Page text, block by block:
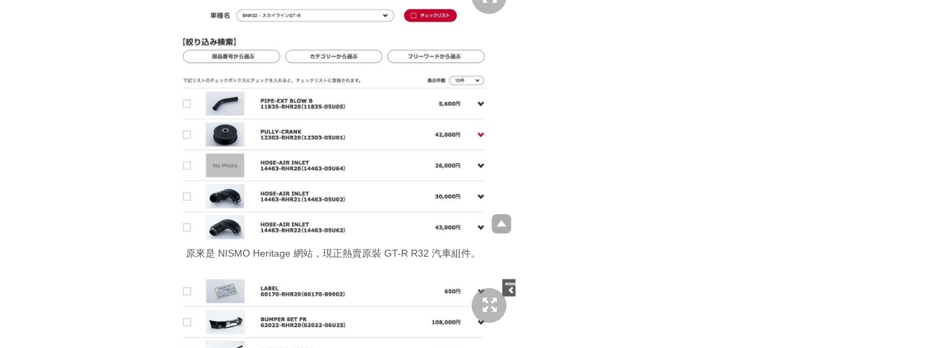
原來是 NISMO Heritage 網站，現正熱賣原裝 GT-R R32 汽車組件。